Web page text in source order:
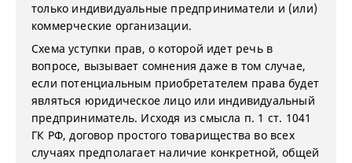
только индивидуальные предприниматели и (или)
коммерческие организации.
Схема уступки прав, о которой идет речь в
вопросе, вызывает сомнения даже в том случае,
если потенциальным приобретателем права будет
являться юридическое лицо или индивидуальный
предприниматель. Исходя из смысла п. 1 ст. 1041
ГК РФ, договор простого товарищества во всех
случаях предполагает наличие конкретной, общей